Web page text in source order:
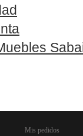
Mis pedidos